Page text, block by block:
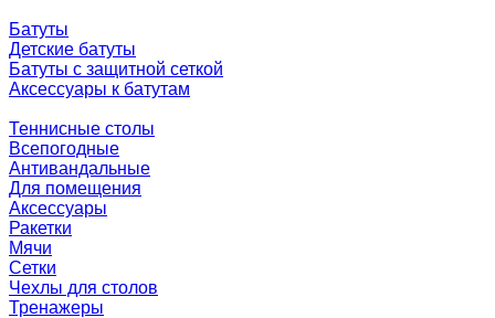
Батуты
Детские батуты
Батуты с защитной сеткой
Аксессуары к батутам
Теннисные столы
Всепогодные
Антивандальные
Для помещения
Аксессуары
Ракетки
Мячи
Сетки
Чехлы для столов
Тренажеры